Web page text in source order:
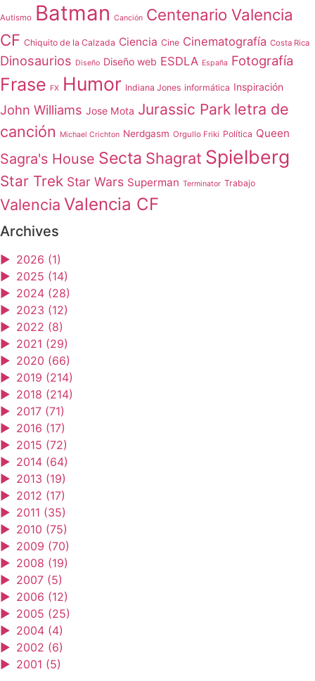
Autismo Batman Canción Centenario Valencia
CF Chiquito de la Calzada Ciencia Cine Cinematografía Costa Rica
Dinosaurios Diseño Diseño web ESDLA España Fotografía
Frase FX Humor Indiana Jones informática Inspiración
John Williams Jose Mota Jurassic Park letra de
canción
Michael Crichton Nerdgasm Orgullo Friki Política Queen
Sagra's House Secta Shagrat Spielberg
Star Trek Star Wars Superman Terminator Trabajo
Valencia Valencia CF
Archives
► 2026 (1)
► 2025 (14)
► 2024 (28)
► 2023 (12)
► 2022 (8)
► 2021 (29)
► 2020 (66)
► 2019 (214)
► 2018 (214)
► 2017 (71)
► 2016 (17)
► 2015 (72)
► 2014 (64)
► 2013 (19)
► 2012 (17)
► 2011 (35)
► 2010 (75)
► 2009 (70)
► 2008 (19)
► 2007 (5)
► 2006 (12)
► 2005 (25)
► 2004 (4)
► 2002 (6)
► 2001 (5)